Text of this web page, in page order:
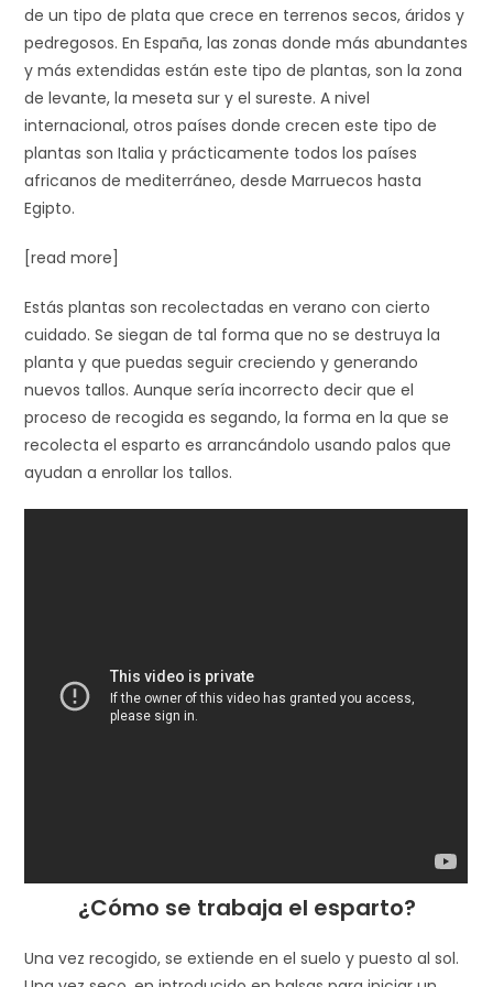
de un tipo de plata que crece en terrenos secos, áridos y
pedregosos. En España, las zonas donde más abundantes
y más extendidas están este tipo de plantas, son la zona
de levante, la meseta sur y el sureste. A nivel
internacional, otros países donde crecen este tipo de
plantas son Italia y prácticamente todos los países
africanos de mediterráneo, desde Marruecos hasta
Egipto.
[read more]
Estás plantas son recolectadas en verano con cierto
cuidado. Se siegan de tal forma que no se destruya la
planta y que puedas seguir creciendo y generando
nuevos tallos. Aunque sería incorrecto decir que el
proceso de recogida es segando, la forma en la que se
recolecta el esparto es arrancándolo usando palos que
ayudan a enrollar los tallos.
¿Cómo se trabaja el esparto?
Una vez recogido, se extiende en el suelo y puesto al sol.